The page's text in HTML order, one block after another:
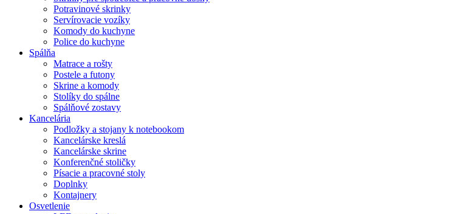
Potravinové skrinky
Servírovacie vozíky
Komody do kuchyne
Police do kuchyne
Spálňa
Matrace a rošty
Postele a futony
Skrine a komody
Stolíky do spálne
Spálňové zostavy
Kancelária
Podložky a stojany k notebookom
Kancelárske kreslá
Kancelárske skrine
Konferenčné stoličky
Písacie a pracovné stoly
Doplnky
Kontajnery
Osvetlenie